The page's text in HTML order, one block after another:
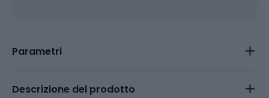
Parametri
Descrizione del prodotto